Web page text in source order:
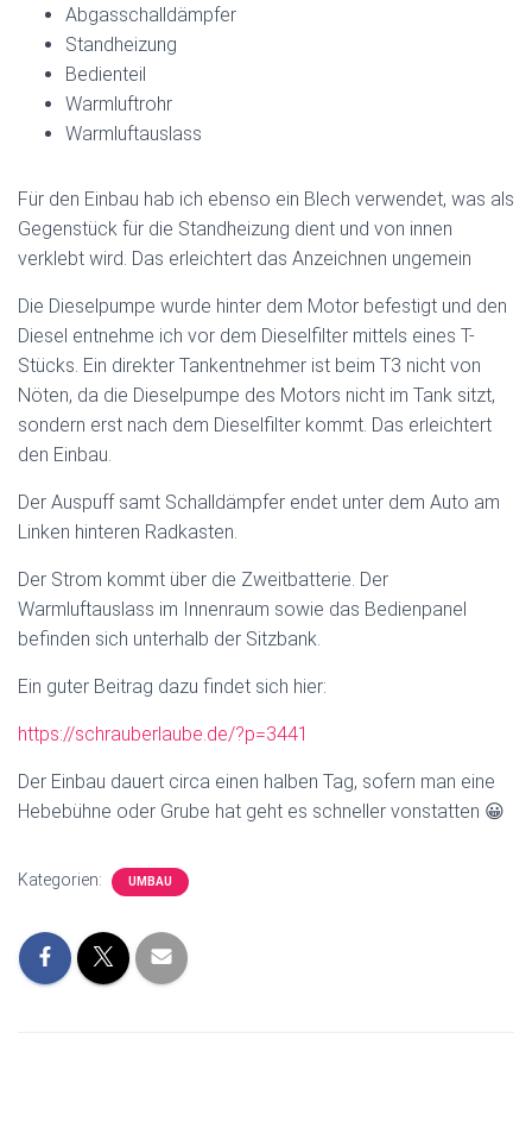
Abgasschalldämpfer
Standheizung
Bedienteil
Warmluftrohr
Warmluftauslass
Für den Einbau hab ich ebenso ein Blech verwendet, was als
Gegenstück für die Standheizung dient und von innen
verklebt wird. Das erleichtert das Anzeichnen ungemein
Die Dieselpumpe wurde hinter dem Motor befestigt und den
Diesel entnehme ich vor dem Dieselfilter mittels eines T-
Stücks. Ein direkter Tankentnehmer ist beim T3 nicht von
Nöten, da die Dieselpumpe des Motors nicht im Tank sitzt,
sondern erst nach dem Dieselfilter kommt. Das erleichtert
den Einbau.
Der Auspuff samt Schalldämpfer endet unter dem Auto am
Linken hinteren Radkasten.
Der Strom kommt über die Zweitbatterie. Der
Warmluftauslass im Innenraum sowie das Bedienpanel
befinden sich unterhalb der Sitzbank.
Ein guter Beitrag dazu findet sich hier:
https://schrauberlaube.de/?p=3441
Der Einbau dauert circa einen halben Tag, sofern man eine
Hebebühne oder Grube hat geht es schneller vonstatten 😀
Kategorien: UMBAU